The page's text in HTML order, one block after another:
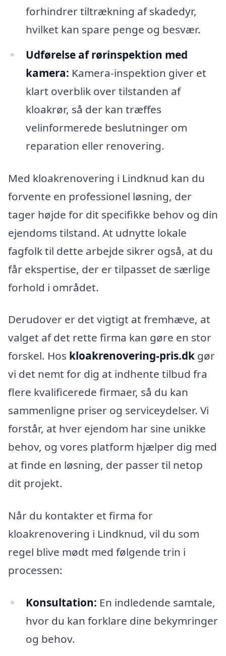
forhindrer tiltrækning af skadedyr,
hvilket kan spare penge og besvær.
Udførelse af rørinspektion med
kamera: Kamera-inspektion giver et
klart overblik over tilstanden af
kloakrør, så der kan træffes
velinformerede beslutninger om
reparation eller renovering.
Med kloakrenovering i Lindknud kan du
forvente en professionel løsning, der
tager højde for dit specifikke behov og din
ejendoms tilstand. At udnytte lokale
fagfolk til dette arbejde sikrer også, at du
får ekspertise, der er tilpasset de særlige
forhold i området.
Derudover er det vigtigt at fremhæve, at
valget af det rette firma kan gøre en stor
forskel. Hos kloakrenovering-pris.dk gør
vi det nemt for dig at indhente tilbud fra
flere kvalificerede firmaer, så du kan
sammenligne priser og serviceydelser. Vi
forstår, at hver ejendom har sine unikke
behov, og vores platform hjælper dig med
at finde en løsning, der passer til netop
dit projekt.
Når du kontakter et firma for
kloakrenovering i Lindknud, vil du som
regel blive mødt med følgende trin i
processen:
Konsultation: En indledende samtale,
hvor du kan forklare dine bekymringer
og behov.